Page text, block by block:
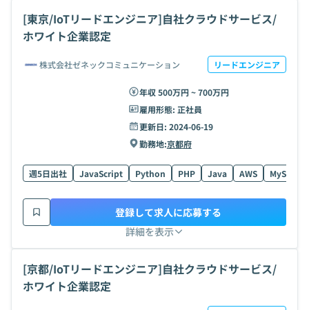
[東京/IoTリードエンジニア]自社クラウドサービス/
ホワイト企業認定
株式会社ゼネックコミュニケーション リードエンジニア
年収 500万円 ~ 700万円
雇用形態: 正社員
更新日: 2024-06-19
勤務地:京都府
週5日出社 JavaScript Python PHP Java AWS MySQL
詳細を表示
登録して求人に応募する
[京都/IoTリードエンジニア]自社クラウドサービス/
ホワイト企業認定